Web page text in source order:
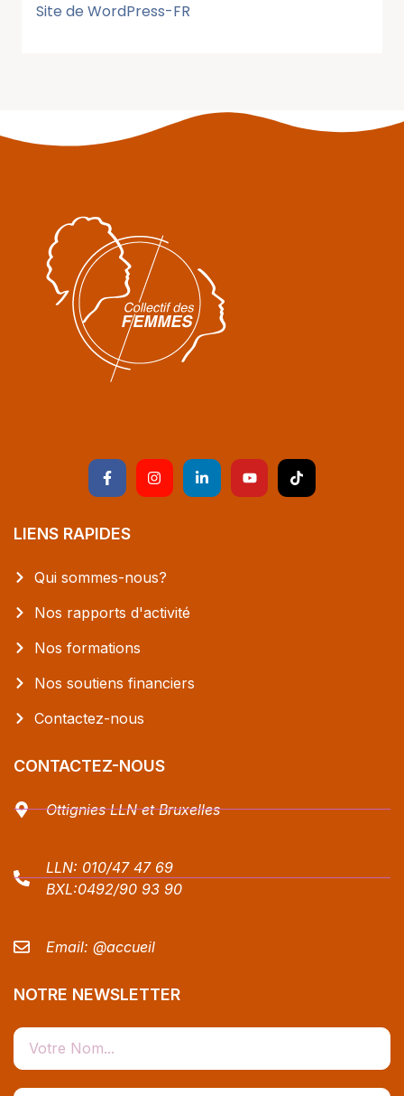
Site de WordPress-FR
LIENS RAPIDES
Qui sommes-nous?
Nos rapports d'activité
Nos formations
Nos soutiens financiers
Contactez-nous
CONTACTEZ-NOUS
Ottignies LLN et Bruxelles
LLN: 010/47 47 69
BXL:0492/90 93 90
Email: @accueil
NOTRE NEWSLETTER